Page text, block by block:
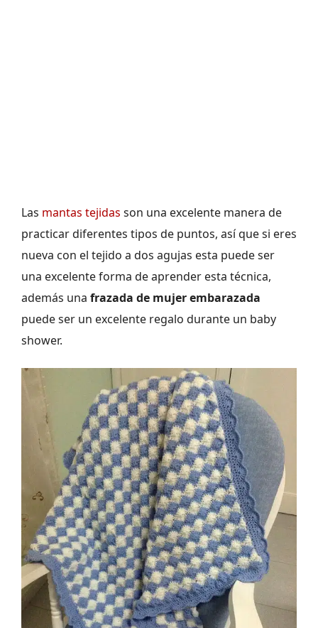
Las mantas tejidas son una excelente manera de
practicar diferentes tipos de puntos, así que si eres
nueva con el tejido a dos agujas esta puede ser
una excelente forma de aprender esta técnica,
además una frazada de mujer embarazada
puede ser un excelente regalo durante un baby
shower.